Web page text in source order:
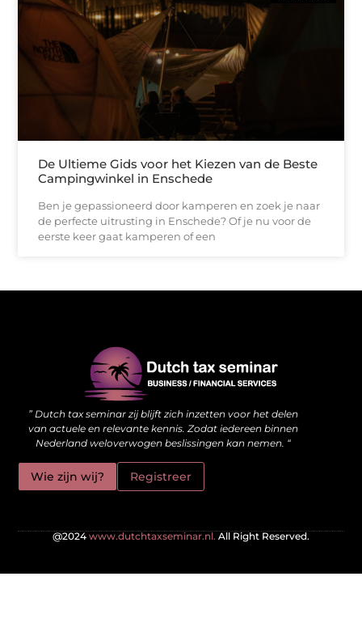
De Ultieme Gids voor het Kiezen van de Beste
Campingwinkel in Enschede
Ben je gepassioneerd door kamperen en zoek je naar
de perfecte uitrusting in Enschede? Of je nu voor de
eerste keer gaat kamperen of een
” Dutch tax seminar zij blijft zich inzetten voor het delen
van actuele en relevante kennis. Zodat iedereen binnen
Nederland weloverwogen beslissingen kan nemen. “
Wie zijn wij? Registreer
@2024www.dutchtaxseminar.nl.All Right Reserved.